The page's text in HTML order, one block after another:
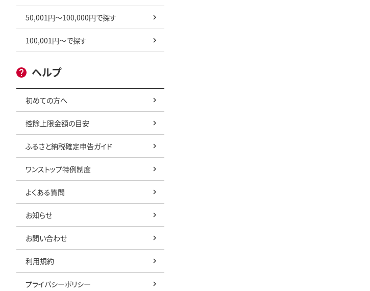
50,001円～100,000円で探す
100,001円～で探す
ヘルプ
初めての方へ
控除上限金額の目安
ふるさと納税確定申告ガイド
ワンストップ特例制度
よくある質問
お知らせ
お問い合わせ
利用規約
プライバシーポリシー